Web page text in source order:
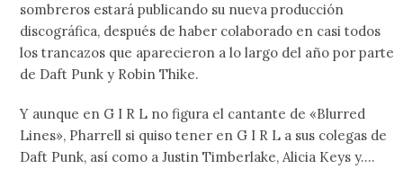
sombreros estará publicando su nueva producción
discográfica, después de haber colaborado en casi todos
los trancazos que aparecieron a lo largo del año por parte
de Daft Punk y Robin Thike.
Y aunque en G I R L no figura el cantante de «Blurred
Lines», Pharrell si quiso tener en G I R L a sus colegas de
Daft Punk, así como a Justin Timberlake, Alicia Keys y….